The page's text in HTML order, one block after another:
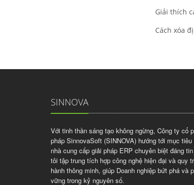
Giải thích
Cách xóa
SINNOVA
Với tinh thần sáng tạo không ngừng, Công ty cổ
pháp SinnovaSoft (SINNOVA) hướng tới mục
nhà cung cấp giải pháp ERP chuyên biệt đáng
tôi tập trung tích hợp công nghệ hiện đại và quy
hành thông minh, giúp Doanh nghiệp bứt phá và
vững trong kỷ nguyên số.